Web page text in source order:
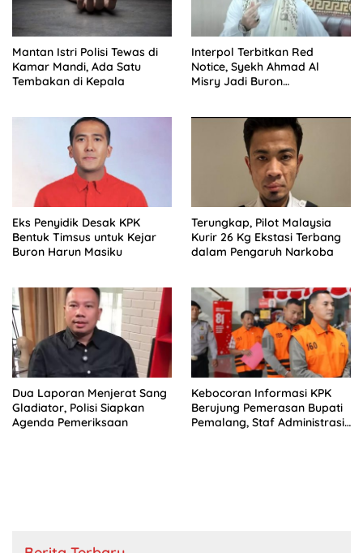
Mantan Istri Polisi Tewas di
Kamar Mandi, Ada Satu
Tembakan di Kepala
Interpol Terbitkan Red
Notice, Syekh Ahmad Al
Misry Jadi Buron
Eks Penyidik Desak KPK
Bentuk Timsus untuk Kejar
Buron Harun Masiku
Terungkap, Pilot Malaysia
Kurir 26 Kg Ekstasi Terbang
dalam Pengaruh Narkoba
Dua Laporan Menjerat Sang
Gladiator, Polisi Siapkan
Agenda Pemeriksaan
Kebocoran Informasi KPK
Berujung Pemerasan Bupati
Pemalang, Staf Administrasi